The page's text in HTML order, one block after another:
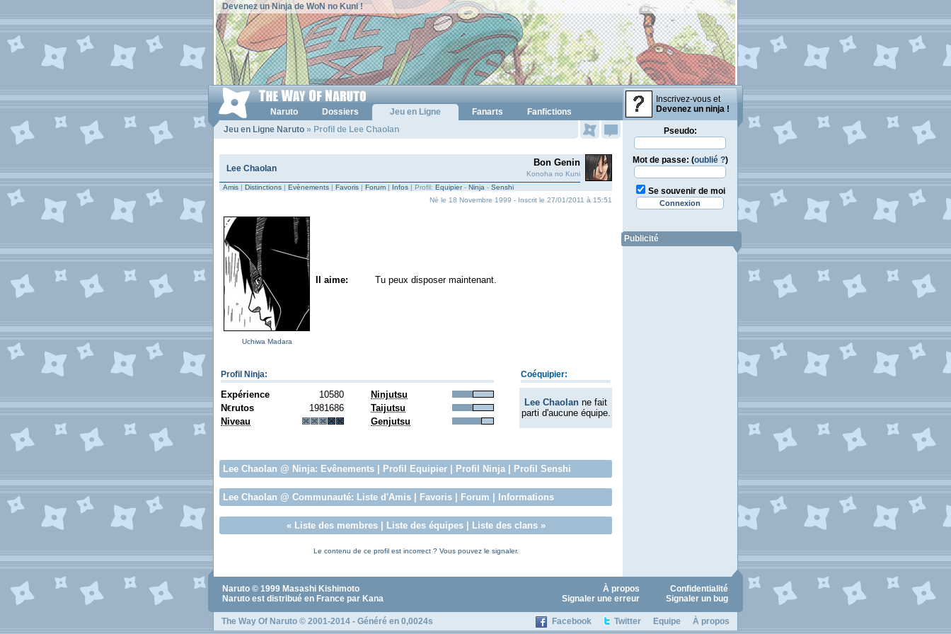
Devenez un Ninja de WoN no Kuni !
Inscrivez-vous et
Devenez un ninja !
Naruto Dossiers Jeu en Ligne Fanarts
Fanfictions
Jeu en Ligne Naruto » Profil de Lee Chaolan
Lee Chaolan
Bon Genin
Konoha no Kuni
Amis | Distinctions | Evènements | Favoris | Forum | Infos | Profil: Equipier- Ninja - Senshi
Né le 18 Novembre 1999 - Inscrit le 27/01/2011 à 15:51
Uchiwa Madara
Il aime: Tu peux disposer maintenant.
Profil Ninja: Coéquipier:
Expérience 10580 Ninjutsu
Lee Chaolan ne fait
parti d'aucune équipe.
N€rutos 1981686
Taijutsu
Niveau
Genjutsu
Lee Chaolan @ Ninja: Evênements Profil Equipier Profil Ninja| Profil Senshi
Lee Chaolan @ Communauté: Liste d'Amis Favoris Forum Informations
« Liste des membres| Liste des équipes| Liste des clans»
Le contenu de ce profil est incorrect ? Vous pouvez le signaler.
Pseudo:
Mot de passe: (oublié ?)
Se souvenir de moi
Publicité
Naruto © 1999 Masashi Kishimoto
Naruto est distribué en France par Kana
Confidentialité
À propos
Signaler un bug
Signaler une erreur
Facebook Twitter Equipe À propos
The Way Of Naruto © 2001-2014 - Généré en 0,0024s